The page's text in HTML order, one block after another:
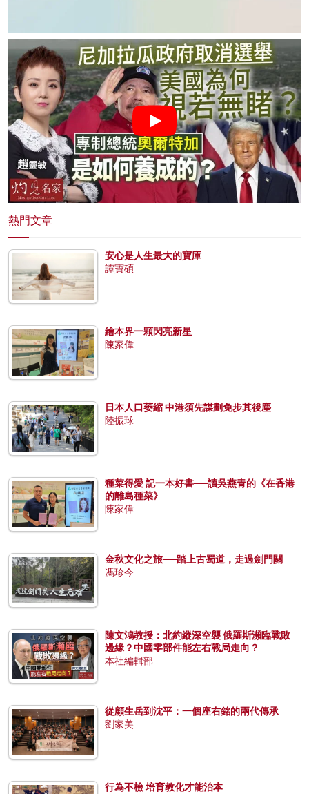
熱門文章
安心是人生最大的寶庫
譚寶碩
繪本界一顆閃亮新星
陳家偉
日本人口萎縮 中港須先謀劃免步其後塵
陸振球
種菜得愛 記一本好書──讀吳燕青的《在香港
的離島種菜》
陳家偉
金秋文化之旅──踏上古蜀道，走過劍門關
馮珍今
陳文鴻教授：北約縱深空襲 俄羅斯瀕臨戰敗
邊緣？中國零部件能左右戰局走向？
本社編輯部
從顧生岳到沈平：一個座右銘的兩代傳承
劉家美
行為不檢 培育教化才能治本